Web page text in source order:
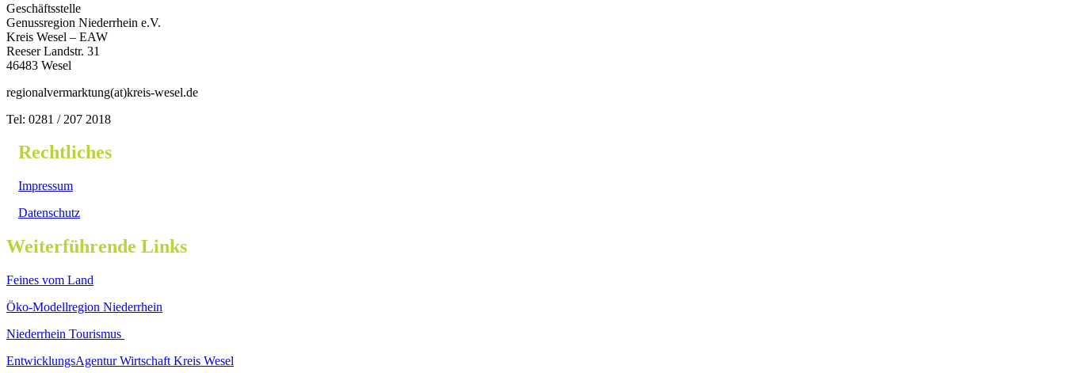
Geschäftsstelle
Genussregion Niederrhein e.V.
Kreis Wesel – EAW
Reeser Landstr. 31
46483 Wesel
regionalvermarktung(at)kreis-wesel.de
Tel: 0281 / 207 2018
Rechtliches
Impressum
Datenschutz
Weiterführende Links
Feines vom Land
Öko-Modellregion Niederrhein
Niederrhein Tourismus
EntwicklungsAgentur Wirtschaft Kreis Wesel